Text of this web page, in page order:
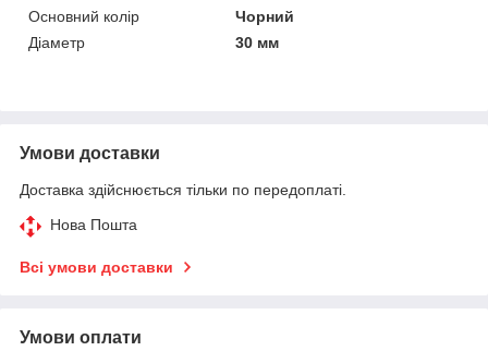
Основний колір
Чорний
Діаметр
30 мм
Умови доставки
Доставка здійснюється тільки по передоплаті.
Нова Пошта
Всі умови доставки
Умови оплати